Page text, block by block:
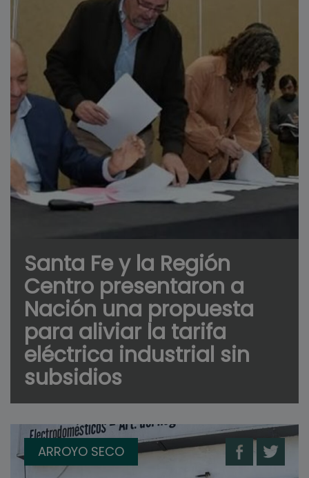
Santa Fe y la Región
Centro presentaron a
Nación una propuesta
para aliviar la tarifa
eléctrica industrial sin
subsidios
ARROYO SECO